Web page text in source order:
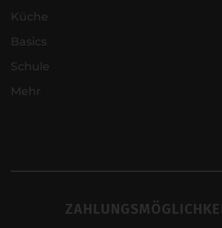
Küche
Basics
Schule
Mehr